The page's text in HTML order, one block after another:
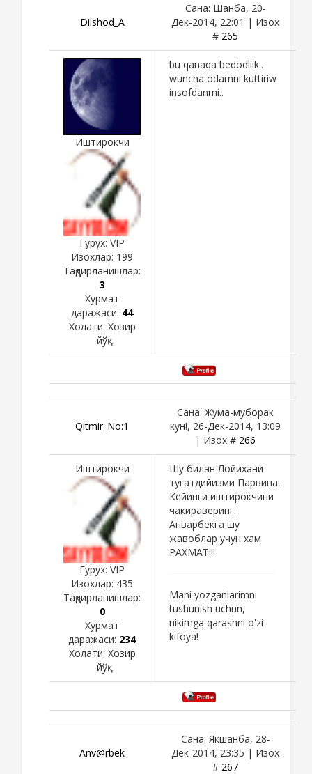
Dilshod_A
Сана: Шанба, 20-
Дек-2014, 22:01 | Изох
# 265
Иштирокчи
Гурух: VIP
Изохлар: 199
Тақдирланишлар:
3
Хурмат
даражаси: 44
Холати: Хозир
йўқ
bu qanaqa bedodliik..
wuncha odamni kuttiriw
insofdanmi..
Qitmir_No:1
Сана: Жума-муборак
кун!, 26-Дек-2014, 13:09
| Изох # 266
Иштирокчи
Гурух: VIP
Изохлар: 435
Тақдирланишлар:
0
Хурмат
даражаси: 234
Холати: Хозир
йўқ
Шу билан Лойихани
тугатдийизми Парвина.
Кейинги иштирокчини
чакираверинг.
Анварбекга шу
жавоблар учун хам
РАХМАТ!!!
Mani yozganlarimni
tushunish uchun,
nikimga qarashni o'zi
kifoya!
Anv@rbek
Сана: Якшанба, 28-
Дек-2014, 23:35 | Изох
# 267